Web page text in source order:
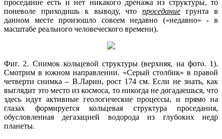
проседание есть и нет никакого дренажа из структуры, то
поневоле приходишь к выводу, чтопроседание грунта в
данном месте произошло совсем недавно («недавно» - в
масштабе реального человеческого времени).
Фиг. 2. Снимок кольцевой структуры (верхняя, на фото. 1).
Смотрим в южном направлении. «Серый столбик» в правой
четверти снимка – В.Ларин, рост 174 см. Если не знать, как
выглядит это место из космоса, то никогда не догадаешься, что
здесь идут активные геологические процессы, и прямо на
глазах формируется кольцевая структура проседания,
обусловленная дегазацией водорода из глубоких недр
планеты.